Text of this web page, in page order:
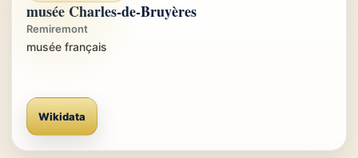
musée Charles-de-Bruyères
Remiremont
musée français
Wikidata